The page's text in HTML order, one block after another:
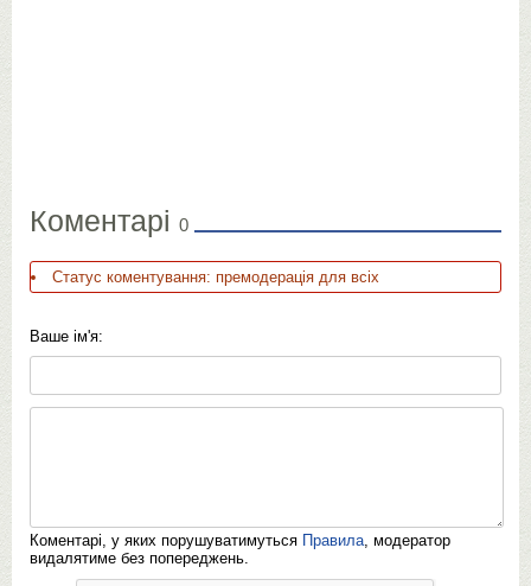
Коментарі 0
Статус коментування: премодерація для всіх
Ваше ім'я:
Коментарі, у яких порушуватимуться Правила, модератор
видалятиме без попереджень.